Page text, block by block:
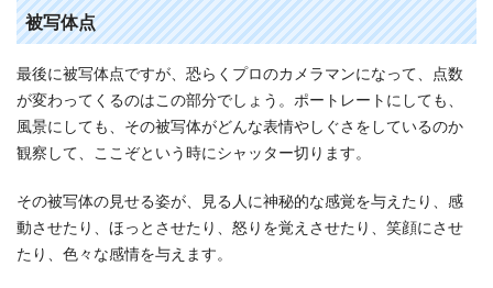
被写体点
最後に被写体点ですが、恐らくプロのカメラマンになって、点数
が変わってくるのはこの部分でしょう。ポートレートにしても、
風景にしても、その被写体がどんな表情やしぐさをしているのか
観察して、ここぞという時にシャッター切ります。
その被写体の見せる姿が、見る人に神秘的な感覚を与えたり、感
動させたり、ほっとさせたり、怒りを覚えさせたり、笑顔にさせ
たり、色々な感情を与えます。